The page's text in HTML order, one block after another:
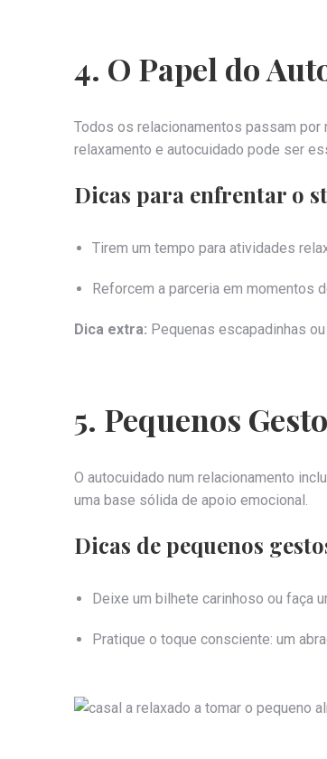
4. O Papel do
Todos os relacionamentos passam por
relaxamento e autocuidado pode ser
Dicas para enfrentar o
Tirem um tempo para atividades
Reforcem a parceria em momentos
Dica extra: Pequenas escapadinhas
5. Pequenos
O autocuidado num relacionamento
uma base sólida de apoio emocional.
Dicas de pequenos
Deixe um bilhete carinhoso ou faça
Pratique o toque consciente: um